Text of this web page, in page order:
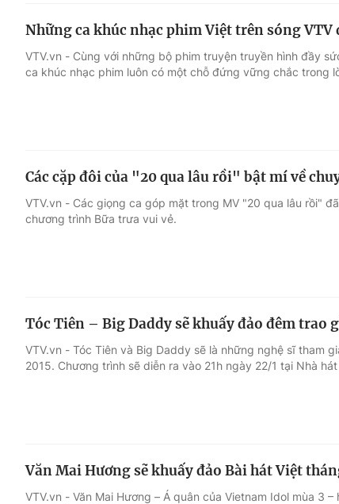
Những ca khúc nhạc phim Việt trên sóng
VTV.vn - Cùng với những bộ phim truyện truyền hình đầy
ca khúc nhạc phim luôn có một chỗ đứng vững chắc trong
Các cặp đôi của "20 qua lâu rồi" bật mí về
VTV.vn - Các giọng ca góp mặt trong MV "20 qua lâu rồi"
chương trình Bữa trưa vui vẻ.
Tóc Tiên – Big Daddy sẽ khuấy đảo đêm trao
VTV.vn - Tóc Tiên và Big Daddy sẽ là những nghệ sĩ tham
2015. Chương trình sẽ diễn ra vào 21h ngày 22/1 tại Nhà
Văn Mai Hương sẽ khuấy đảo Bài hát Việt
VTV.vn - Văn Mai Hương – Á quân của Vietnam Idol mùa 3